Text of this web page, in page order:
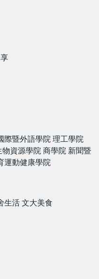
際暨外語學院 理工學院
物資源學院 商學院 新聞暨
運動健康學院
生活 文大美食